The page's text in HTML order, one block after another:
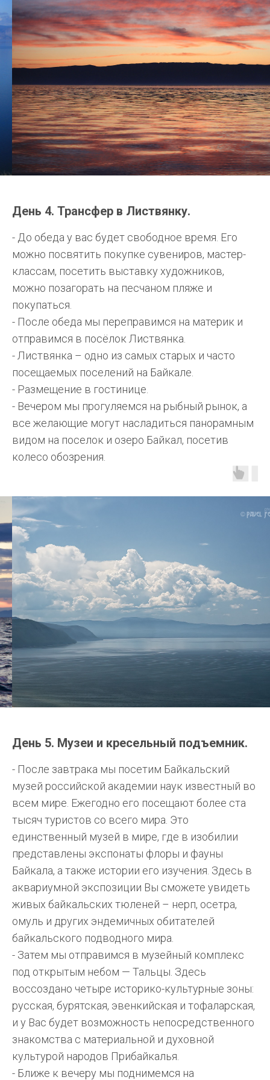
День 4. Трансфер в Листвянку.
- До обеда у вас будет свободное время. Его
можно посвятить покупке сувениров, мастер-
классам, посетить выставку художников,
можно позагорать на песчаном пляже и
покупаться.
- После обеда мы переправимся на материк и
отправимся в посёлок Листвянка.
- Листвянка – одно из самых старых и часто
посещаемых поселений на Байкале.
- Размещение в гостинице.
- Вечером мы прогуляемся на рыбный рынок, а
все желающие могут насладиться панорамным
видом на поселок и озеро Байкал, посетив
колесо обозрения.
День 5. Музеи и кресельный подъемник.
- После завтрака мы посетим Байкальский
музей российской академии наук известный во
всем мире. Ежегодно его посещают более ста
тысяч туристов со всего мира. Это
единственный музей в мире, где в изобилии
представлены экспонаты флоры и фауны
Байкала, а также истории его изучения. Здесь в
аквариумной экспозиции Вы сможете увидеть
живых байкальских тюленей – нерп, осетра,
омуль и других эндемичных обитателей
байкальского подводного мира.
- Затем мы отправимся в музейный комплекс
под открытым небом — Тальцы. Здесь
воссоздано четыре историко-культурные зоны:
русская, бурятская, эвенкийская и тофаларская,
и у Вас будет возможность непосредственного
знакомства с материальной и духовной
культурой народов Прибайкалья.
- Ближе к вечеру мы поднимемся на